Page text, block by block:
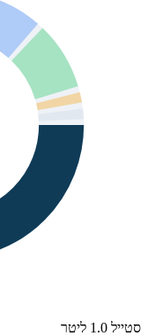
סטייל 1.0 ליטר